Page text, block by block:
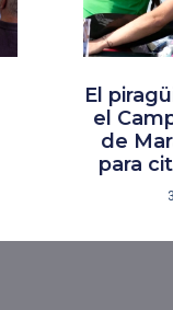
El
el
de
para